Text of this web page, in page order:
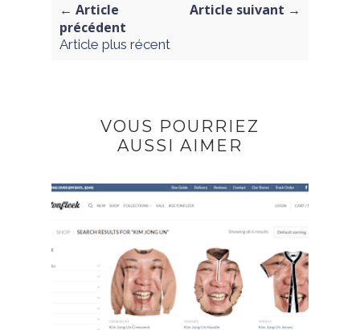
← Article
précédent
Article plus récent
Article suivant →
VOUS POURRIEZ
AUSSI AIMER